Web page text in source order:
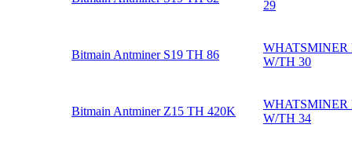
29
Bitmain Antminer S19 TH 86
WHATSMINER
W/TH 30
Bitmain Antminer Z15 TH 420K
WHATSMINER
W/TH 34